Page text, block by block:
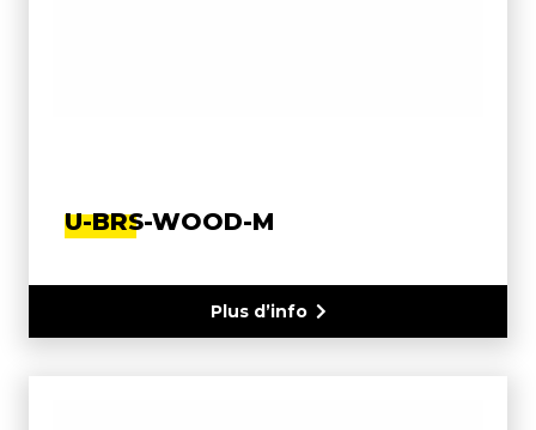
U-BRS-WOOD-M
Plus d’info